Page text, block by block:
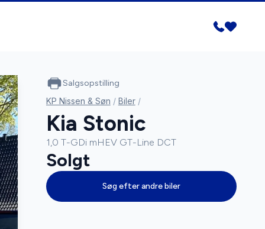
Salgsopstilling
KP Nissen & Søn / Biler /
Kia Stonic
1,0 T-GDi mHEV GT-Line DCT
Solgt
Søg efter andre biler